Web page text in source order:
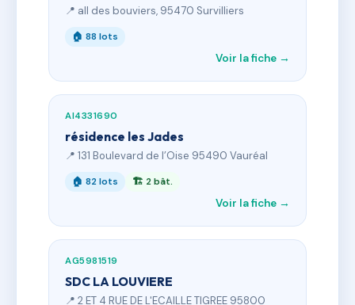
📍 all des bouviers, 95470 Survilliers
🏠 88 lots
Voir la fiche →
AI4331690
résidence les Jades
📍 131 Boulevard de l’Oise 95490 Vauréal
🏠 82 lots 🏗 2 bât.
Voir la fiche →
AG5981519
SDC LA LOUVIERE
📍 2 ET 4 RUE DE L'ECAILLE TIGREE 95800